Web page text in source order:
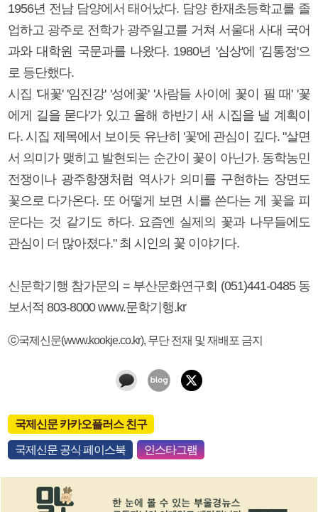
1956년 전남 담양에서 태어났다. 담양 한재초등학교를 졸
업하고 광주로 전학가 광주일고를 거쳐 서울대 사대 국어
과와 대학원 국문과를 나왔다. 1980년 '심상'에 '김통정'으
로 등단했다.
시집 '대꽃' '임진강' '성에꽃' '사람들 사이에 꽃이 필 때' '꽃
에게 길을 묻다'가 있고 올해 하반기 새 시집을 낼 계획이
다. 시집 제목에서 보이듯 유난히 '꽃'에 관심이 깊다. "살면
서 의미가 맺히고 발현되는 순간이 꽃이 아닌가. 동학농민
전쟁이나 광주항쟁처럼 역사가 의미를 구현하는 장면도
꽃으로 다가온다. 또 어떻게 보면 시를 쓴다는 게 꽃을 피
운다는 것 같기도 하다. 요즘엔 실제의 꽃과 나무들에도
관심이 더 많아졌다." 최 시인의 꽃 이야기다.
신문학기행 참가문의 = 부산문화연구회 (051)441-0485 동
보서적 803-8000 www.문학기행.kr
ⓒ국제신문(www.kookje.co.kr), 무단 전재 및 재배포 금지
국제신문 카카오플러스 친구
국제신문 공식 페이스북 인스타그램